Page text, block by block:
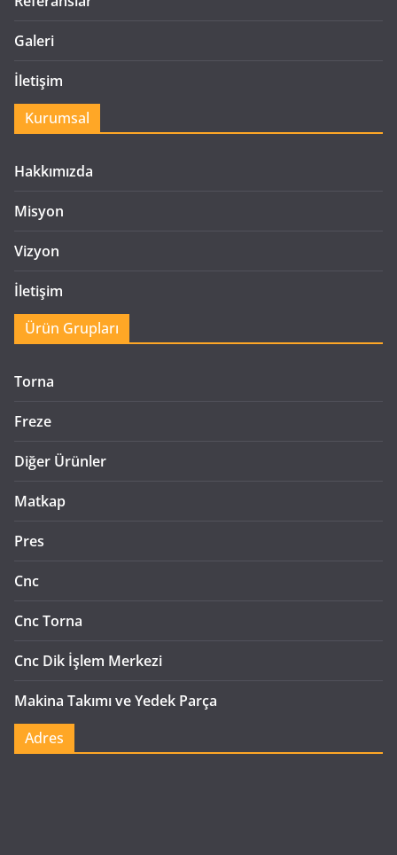
Galeri
İletişim
Kurumsal
Hakkımızda
Misyon
Vizyon
İletişim
Ürün Grupları
Torna
Freze
Diğer Ürünler
Matkap
Pres
Cnc
Cnc Torna
Cnc Dik İşlem Merkezi
Makina Takımı ve Yedek Parça
Adres